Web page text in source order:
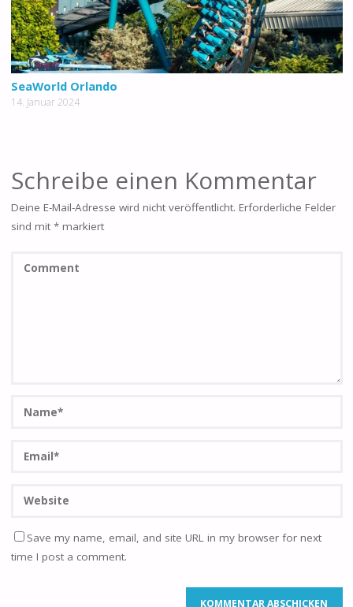
SeaWorld Orlando
14. Januar 2024
Schreibe einen Kommentar
Deine E-Mail-Adresse wird nicht veröffentlicht. Erforderliche Felder
sind mit *markiert
Save my name, email, and site URL in my browser for next
time I post a comment.